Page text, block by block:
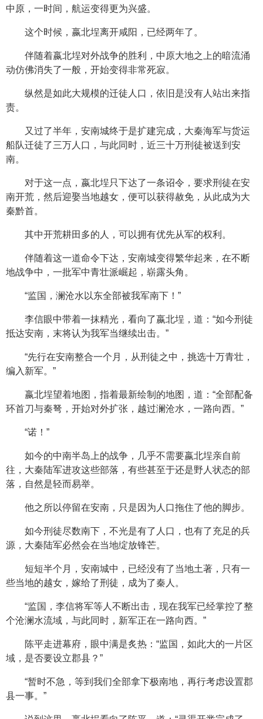
中原，一时间，航运变得更为兴盛。
这个时候，嬴北埕离开咸阳，已经两年了。
伴随着嬴北埕对外战争的胜利，中原大地之上的暗流涌
动仿佛消失了一般，开始变得非常死寂。
纵然是如此大规模的迁徒人口，依旧是没有人站出来指
责。
又过了半年，安南城终于是扩建完成，大秦海军与货运
船队迁徒了三万人口，与此同时，近三十万刑徒被送到安
南。
对于这一点，嬴北埕只下达了一条诏令，要求刑徒在安
南开荒，然后迎娶当地越女，便可以获得赦免，从此成为大
秦黔首。
其中开荒耕田多的人，可以拥有优先从军的权利。
伴随着这一道命令下达，安南城变得繁华起来，在不断
地战争中，一批军中青壮派崛起，崭露头角。
“监国，澜沧水以东全部被我军南下！”
李信眼中带着一抹精光，看向了嬴北埕，道：“如今刑徒
抵达安南，末将认为我军当继续出击。”
“先行在安南整合一个月，从刑徒之中，挑选十万青壮，
编入新军。”
嬴北埕望着地图，指着最新绘制的地图，道：“全部配备
环首刀与秦弩，开始对外扩张，越过澜沧水，一路向西。”
“诺！”
如今的中南半岛上的战争，几乎不需要嬴北埕亲自前
往，大秦陆军进攻这些部落，有些甚至于还是野人状态的部
落，自然是轻而易举。
他之所以停留在安南，只是因为人口拖住了他的脚步。
如今刑徒尽数南下，不光是有了人口，也有了充足的兵
源，大秦陆军必然会在当地绽放锋芒。
短短半个月，安南城中，已经没有了当地土著，只有一
些当地的越女，嫁给了刑徒，成为了秦人。
“监国，李信将军等人不断出击，现在我军已经掌控了整
个沧澜水流域，与此同时，新军正在一路向西。”
陈平走进幕府，眼中满是炙热：“监国，如此大的一片区
域，是否要设立郡县？”
“暂时不急，等到我们全部拿下极南地，再行考虑设置郡
县一事。”